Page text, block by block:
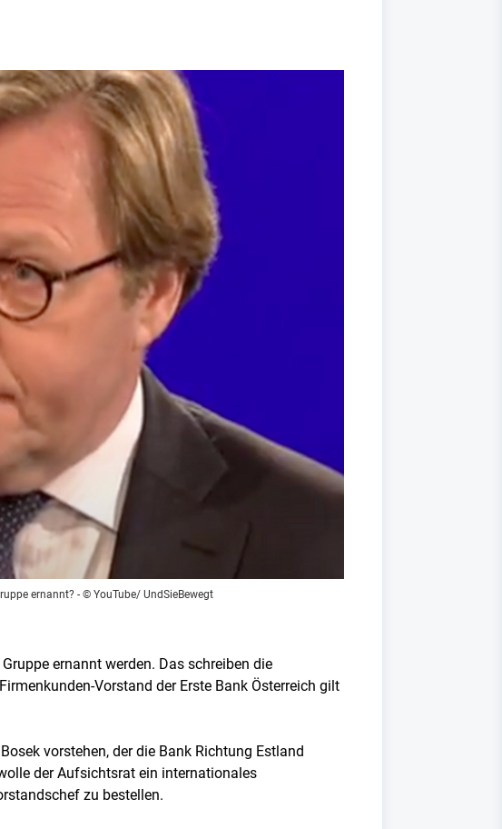
ernannt?- © YouTube/ UndSieBewegt
ernannt werden. Das schreiben die
Vorstand der Erste Bank Österreich gilt
vorstehen, der die Bank Richtung Estland
der Aufsichtsrat ein internationales
zu bestellen.